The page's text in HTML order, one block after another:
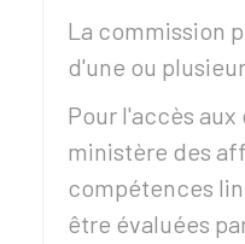
La commission
d'une ou
Pour l'accès
ministère des
compétences
être évaluées